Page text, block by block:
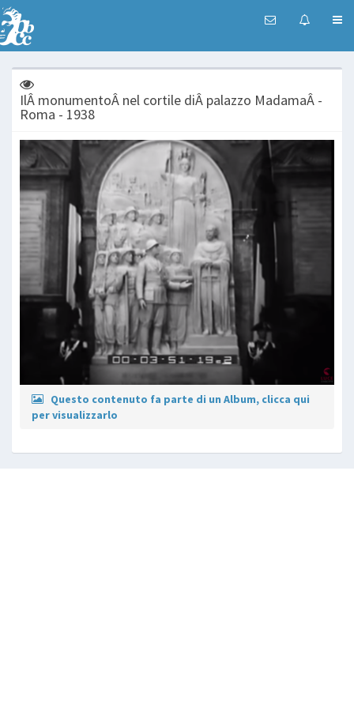
IlÂ monumentoÂ nel cortile diÂ palazzo MadamaÂ -
Roma - 1938
Questo contenuto fa parte di un Album, clicca qui
per visualizzarlo